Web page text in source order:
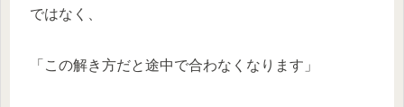
ではなく、
「この解き方だと途中で合わなくなります」